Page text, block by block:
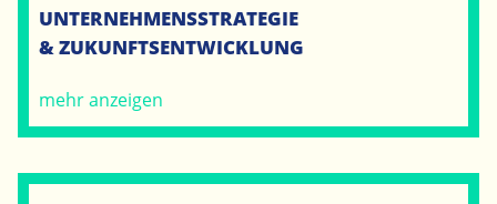
UNTERNEHMENSSTRATEGIE
& ZUKUNFTSENTWICKLUNG
mehr anzeigen